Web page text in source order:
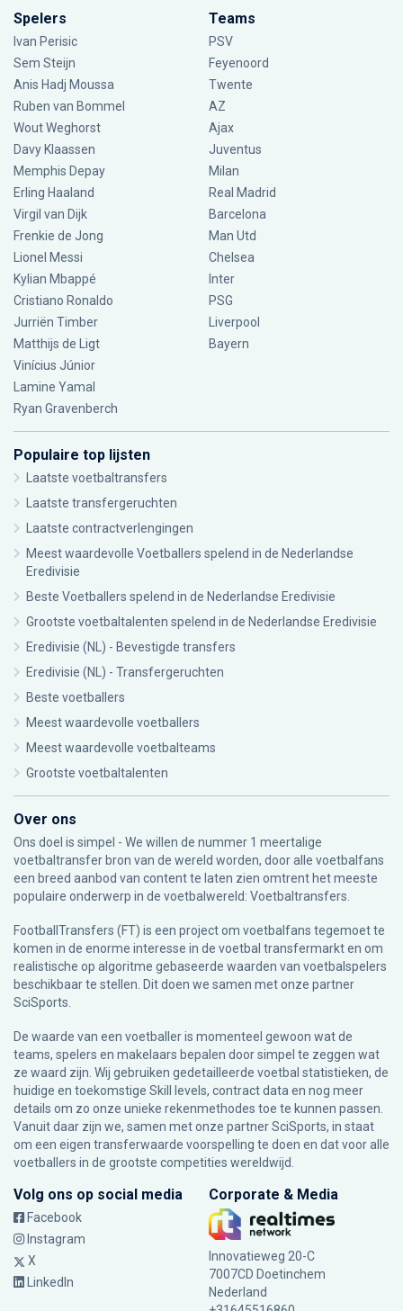
Spelers
Ivan Perisic
Sem Steijn
Anis Hadj Moussa
Ruben van Bommel
Wout Weghorst
Davy Klaassen
Memphis Depay
Erling Haaland
Virgil van Dijk
Frenkie de Jong
Lionel Messi
Kylian Mbappé
Cristiano Ronaldo
Jurriën Timber
Matthijs de Ligt
Vinícius Júnior
Lamine Yamal
Ryan Gravenberch
Teams
PSV
Feyenoord
Twente
AZ
Ajax
Juventus
Milan
Real Madrid
Barcelona
Man Utd
Chelsea
Inter
PSG
Liverpool
Bayern
Populaire top lijsten
Laatste voetbaltransfers
Laatste transfergeruchten
Laatste contractverlengingen
Meest waardevolle Voetballers spelend in de Nederlandse
Eredivisie
Beste Voetballers spelend in de Nederlandse Eredivisie
Grootste voetbaltalenten spelend in de Nederlandse Eredivisie
Eredivisie (NL) - Bevestigde transfers
Eredivisie (NL) - Transfergeruchten
Beste voetballers
Meest waardevolle voetballers
Meest waardevolle voetbalteams
Grootste voetbaltalenten
Over ons
Ons doel is simpel - We willen de nummer 1 meertalige
voetbaltransfer bron van de wereld worden, door alle voetbalfans
een breed aanbod van content te laten zien omtrent het meeste
populaire onderwerp in de voetbalwereld: Voetbaltransfers.
FootballTransfers (FT) is een project om voetbalfans tegemoet te
komen in de enorme interesse in de voetbal transfermarkt en om
realistische op algoritme gebaseerde waarden van voetbalspelers
beschikbaar te stellen. Dit doen we samen met onze partner
SciSports
De waarde van een voetballer is momenteel gewoon wat de
teams, spelers en makelaars bepalen door simpel te zeggen wat
ze waard zijn. Wij gebruiken gedetailleerde voetbal statistieken, de
huidige en toekomstige Skill levels, contract data en nog meer
details om zo onze unieke rekenmethodes toe te kunnen passen.
Vanuit daar zijn we, samen met onze partner SciSports, in staat
om een eigen transferwaarde voorspelling te doen en dat voor alle
voetballers in de grootste competities wereldwijd.
Volg ons op social media
Facebook
Instagram
X
LinkedIn
Corporate & Media
Innovatieweg 20-C
7007CD Doetinchem
Nederland